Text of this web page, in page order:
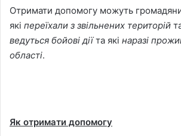
Отримати допомогу можуть
які переїхали з звільнених територій
ведуться бойові діїта які наразі
області.
Як отримати допомогу